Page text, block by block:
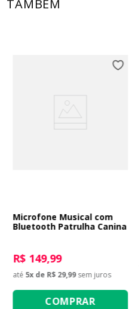
TAMBÉM
Microfone Musical com
Bluetooth Patrulha Canina
R$ 149,99
até 5x de R$ 29,99 sem juros
COMPRAR